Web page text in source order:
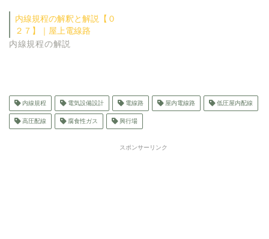
内線規程の解釈と解説【０
２７】｜屋上電線路
内線規程の解説
内線規程 電気設備設計 電線路 屋内電線路 低圧屋内配線
高圧配線 腐食性ガス 興行場
スポンサーリンク